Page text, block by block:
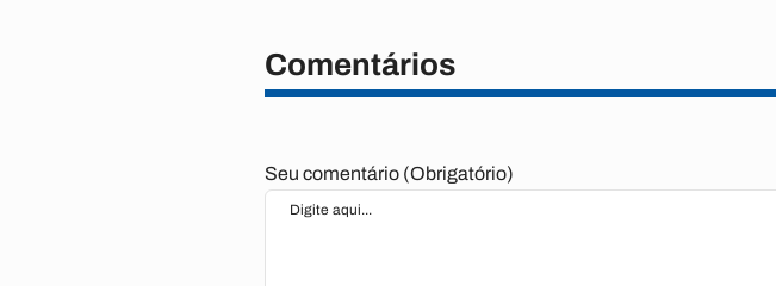
Comentários
Seu comentário (Obrigatório)